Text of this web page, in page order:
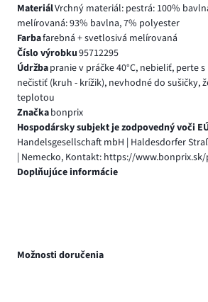
MateriálVrchný materiál: pestrá: 100%
melírovaná: 93% bavlna, 7% polyester
Farbafarebná + svetlosivá melírovaná
Číslo výrobku95712295
Údržbapranie v práčke 40°C, nebieliť, perte
nečistiť (kruh - krížik), nevhodné do sušičky,
teplotou
Značkabonprix
Hospodársky subjekt je zodpovedný voči
Handelsgesellschaft mbH | Haldesdorfer
| Nemecko, Kontakt: https://
Doplňujúce informácie
Možnosti doručenia